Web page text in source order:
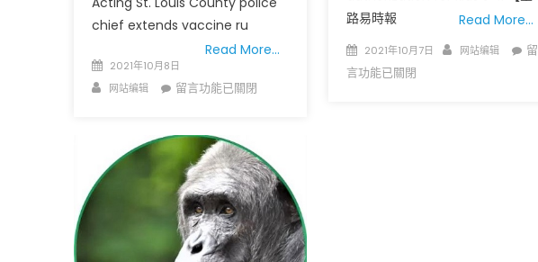
《五
彩
《天
邊
加
油
站》〉
中
中
chief extends vaccine ru
Read More…
Posted
on
2021年10月8日
Author
网站编辑
在
路
易
郡
郡
警
留言功能已關閉
路易時報
Read More…
Posted
on
2021年10月7日 Author
网站编辑
在
留
言功能已關閉